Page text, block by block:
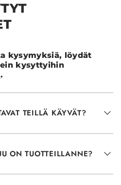
kysymyksiä, löydät
kysyttyihin
.
TEILLÄ KÄYVÄT?
ON TUOTTEILLANNE?